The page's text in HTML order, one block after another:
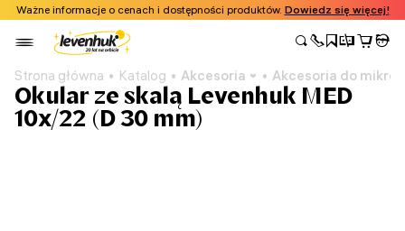
Ważne informacje o cenach i dostępności produktów. Dowiedz się więcej!
Strona główna Katalog Akcesoria Akcesoria do
Okular ze skalą Levenhuk MED
10x/22 (D 30 mm)